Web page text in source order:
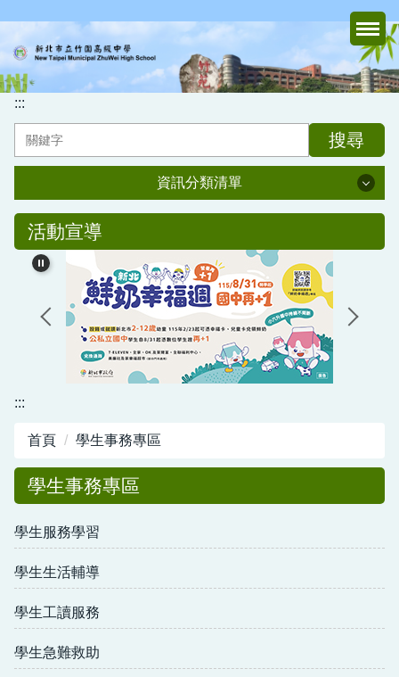
主
要
內
容
:::
搜尋
資訊分類清單
資訊分類清單
認識竹中
行政處室
家長會
媒體報導專區
正常教學專區
教務相關專區
輔導活動專區
學生事務專區
衛生健康專區
活動宣導
:::
首頁 學生事務專區
學生事務專區
學生服務學習
學生生活輔導
學生工讀服務
學生急難救助